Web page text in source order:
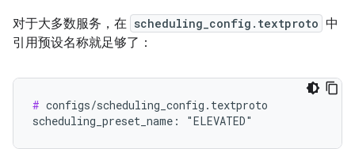
对于大多数服务，在 scheduling_config.textproto 中
引用预设名称就足够了：
# configs/scheduling_config.textproto